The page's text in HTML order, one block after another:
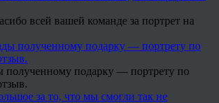
всей вашей команде за портрет на
полученному подарку — портрету по